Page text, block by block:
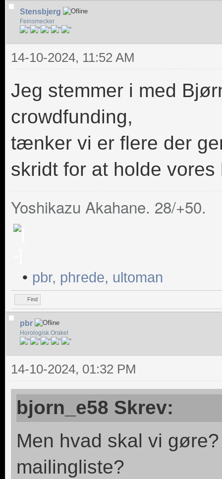
Stensbjerg
Feinsmecker
14-10-2024, 11:52 AM
Jeg stemmer i med
crowdfunding,
tænker vi er flere der
skridt for at holde
Yoshikazu Akahane. 28/+50.
• pbr, phrede, ultoman
Find
pbr
Horologisk Orakel
14-10-2024, 01:32 PM
bjorn_e58 Skrev:
Men hvad skal vi
mailingliste?